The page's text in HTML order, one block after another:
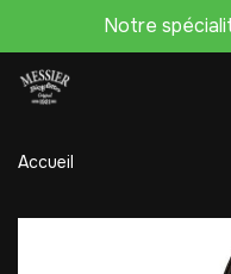
Notre
Accueil